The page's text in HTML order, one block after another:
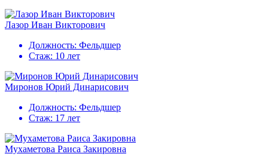
Лазор Иван Викторович
Должность: Фельдшер
Стаж: 10 лет
Миронов Юрий Динарисович
Должность: Фельдшер
Стаж: 17 лет
Мухаметова Раиса Закировна